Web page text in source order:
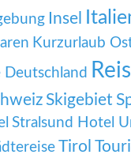
Insel
Kurzurlaub
Deutschland
Skigebiet
Stralsund Hotel
Tirol